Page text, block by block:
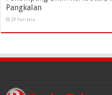
Pangkalan
29 hari lalu